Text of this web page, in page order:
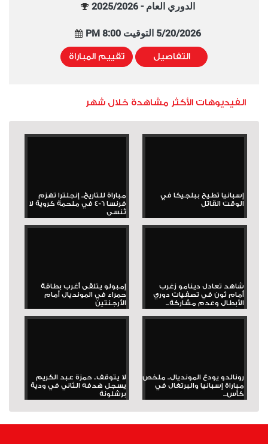
الدوري العام - 2025/2026
5/20/2026 التوقيت 8:00 PM
التفاصيل تقييم المباراة
الفيديوهات الأكثر مشاهدة خلال شهر
إسبانيا تطيح ببلجيكا في
الوقت القاتل
مباراة للتاريخ.. إنجلترا تهزم
فرنسا 6-4 في ملحمة كروية لا
تُنسى
شاهد تعادل دينامو زغرب
أمام ثون في تصفيات دوري
الأبطال وعدم مشاركة...
إمبولو يتلقى أغرب بطاقة
حمراء في المونديال أمام
الأرجنتين
رونالدو يودع المونديال.. ملخص
مباراة إسبانيا والبرتغال في
كأس...
لا يتوقف.. حمزة عبد الكريم
يسجل هدفه الثاني في ودية
برشلونة